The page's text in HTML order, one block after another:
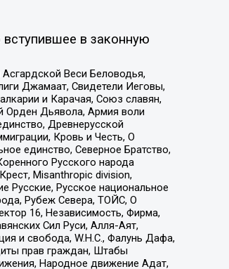
в законную
Веси Беловодья,
Джамаат, Свидетели Иеговы,
и Карачая, Союз славян,
Орден Дьявола, Армия воли
Древнерусской
Кровь и Честь, О
единство, Северное Братство,
Русского народа
Misanthropic division,
Русские, Русское национальное
Рубеж Севера, ТОЙС, О
16, Независимость, Фирма,
Сил Руси, Алля-Аят,
и свобода, W.H.С., Фалунь Дафа,
прав граждан, Штабы
Народное движение Адат,